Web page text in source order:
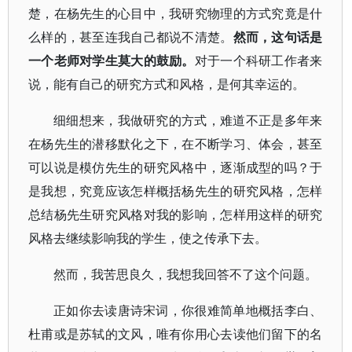
楚，在杨先生的心目中，我研究物理的方式究竟是什
么样的，甚至连我自己都说不清楚。 然而，这句话是
一个老师对学生莫大的鼓励。 对于一个科研工作者来
说，能有自己的研究方式和风格，是何其幸运的。
细细想来，我做研究的方式，难道不正是多年来
在杨先生的潜移默化之下，在不断学习、体会，甚至
可以说是模仿先生的研究风格中，逐渐成型的吗？于
是我想，究竟应该怎样概括杨先生的研究风格，怎样
总结杨先生研究风格对我的影响，怎样用这样的研究
风格去继续影响我的学生，使之传承下去。
然而，我苦思良久，我想我回答不了这个问题。
正如你去读唐诗宋词，你很难简单地概括李白、
杜甫或是苏轼的文风，唯有你用心去读他们留下的名